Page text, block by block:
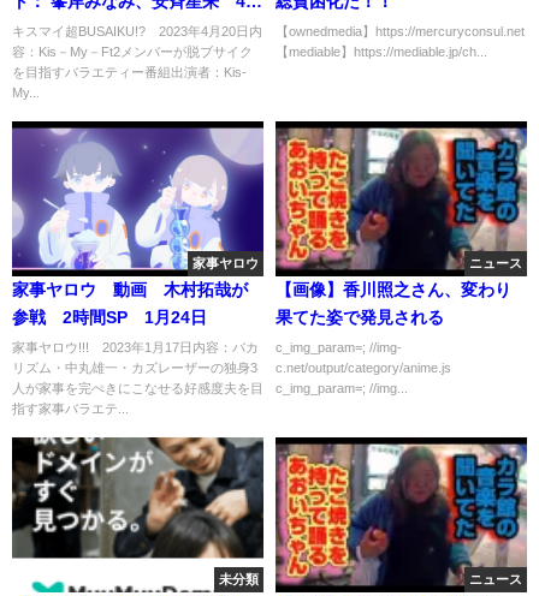
20日
キスマイ超BUSAIKU!? 2023年4月20日内
容：Kis－My－Ft2メンバーが脱ブサイク
を目指すバラエティー番組出演者：Kis-
My...
【ownedmedia】https://mercuryconsul.net
【mediable】https://mediable.jp/ch...
家事ヤロウ
家事ヤロウ 動画 木村拓哉が
参戦 2時間SP 1月24日
家事ヤロウ!!! 2023年1月17日内容：バカ
リズム・中丸雄一・カズレーザーの独身3
人が家事を完ぺきにこなせる好感度夫を目
指す家事バラエテ...
ニュース
【画像】香川照之さん、変わり
果てた姿で発見される
c_img_param=; //img-
c.net/output/category/anime.js
c_img_param=; //img...
未分類 ニュース